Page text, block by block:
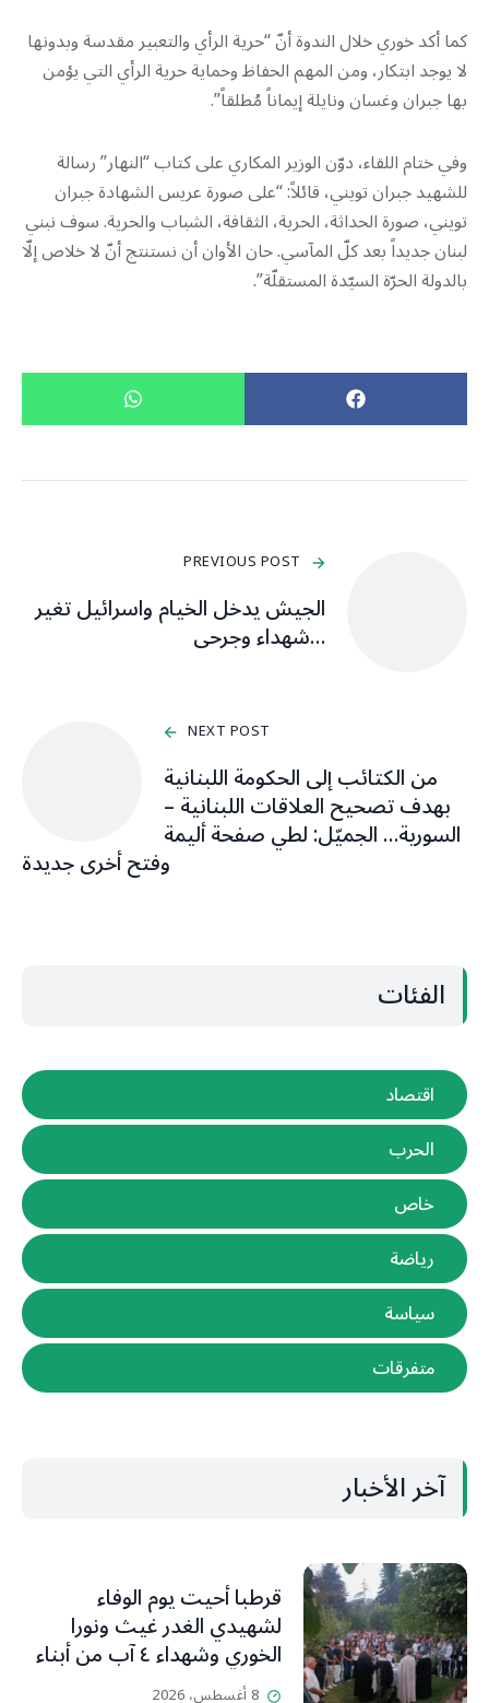
كما أكد خوري خلال الندوة أنّ “حرية الرأي والتعبير مقدسة وبدونها
لا يوجد ابتكار، ومن المهم الحفاظ وحماية حرية الرأي التي يؤمن
بها جبران وغسان ونايلة إيماناً مُطلقاً”.
وفي ختام اللقاء، دوّن الوزير المكاري على كتاب “النهار” رسالة
للشهيد جبران تويني، قائلاً: “على صورة عريس الشهادة جبران
تويني، صورة الحداثة، الحرية، الثقافة، الشباب والحرية. سوف نبني
لبنان جديداً بعد كلّ المآسي. حان الأوان أن نستنتج أنّ لا خلاص إلّا
بالدولة الحرّة السيّدة المستقلّة”.
PREVIOUS POST
الجيش يدخل الخيام واسرائيل تغير
…شهداء وجرحى
NEXT POST
من الكتائب إلى الحكومة اللبنانية
بهدف تصحيح العلاقات اللبنانية –
السورية… الجميّل: لطي صفحة أليمة
وفتح أخرى جديدة
الفئات
اقتصاد
الحرب
خاص
رياضة
سياسة
متفرقات
آخر الأخبار
قرطبا أحيت يوم الوفاء
لشهيدي الغدر غيث ونورا
الخوري وشهداء ٤ آب من أبناء
البلدة.. كارين الخوري افرام: لقد
8 أغسطس، 2026